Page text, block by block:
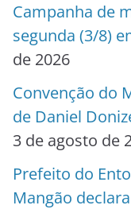
Campanha de
segunda (3/8)
de 2026
Convenção do
de Daniel
3 de agosto de
Prefeito do
Mangão